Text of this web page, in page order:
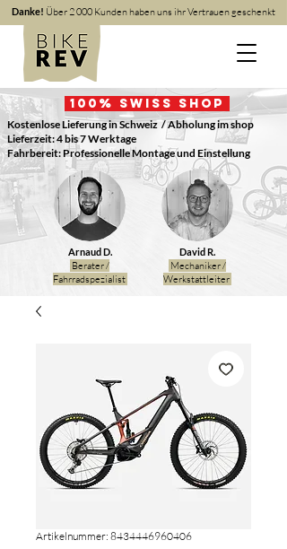
Danke! Über 2 000 Kunden haben uns ihr Vertrauen geschenkt
100 % Swiss Shop
Kostenlose Lieferung in Schweiz / Abholung im shop
Lieferzeit: 4 bis 7 Werktage
Fahrbereit: Professionelle Montage und Einstellung
Arnaud D.
Berater /
Fahrradspezialist
David R.
Mechaniker /
Werkstattleiter
Artikelnummer: 8434446960406